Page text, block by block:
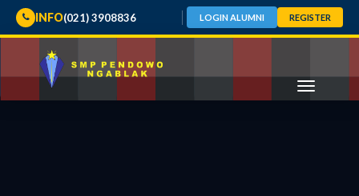
INFO(021) 3908836 LOGIN ALUMNI REGISTER